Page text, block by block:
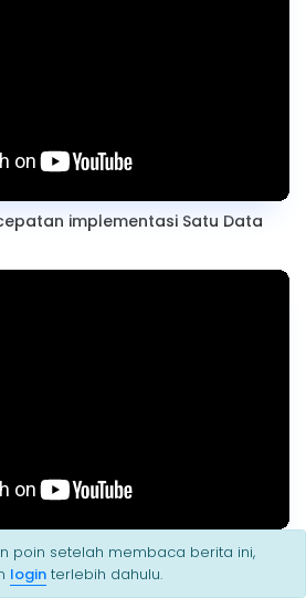
implementasi Satu Data
AI di Era Industri 4.0
poin setelah membaca berita ini,
loginterlebih dahulu.